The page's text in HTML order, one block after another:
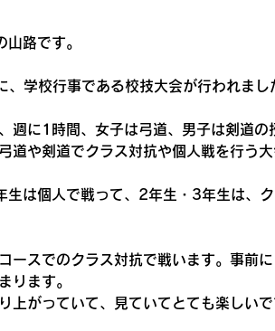
路です。
学校行事である校技大会が行われまし
週に1時間、女子は弓道、男子は剣道の
道や剣道でクラス対抗や個人戦を行う大
生は個人で戦って、2年生・3年生は、
ースでのクラス対抗で戦います。事前
ります。
上がっていて、見ていてとても楽しいで